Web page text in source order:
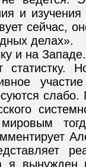
и
сейчас,
делах».
и на
статистку.
слабо.
я вынужден